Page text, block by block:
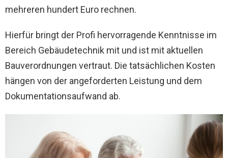
mehreren hundert Euro rechnen.
Hierfür bringt der Profi hervorragende Kenntnisse im
Bereich Gebäudetechnik mit und ist mit aktuellen
Bauverordnungen vertraut. Die tatsächlichen Kosten
hängen von der angeforderten Leistung und dem
Dokumentationsaufwand ab.